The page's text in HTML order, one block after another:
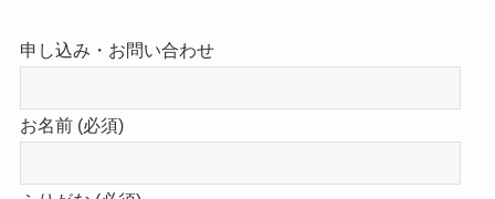
申し込み・お問い合わせ
お名前 (必須)